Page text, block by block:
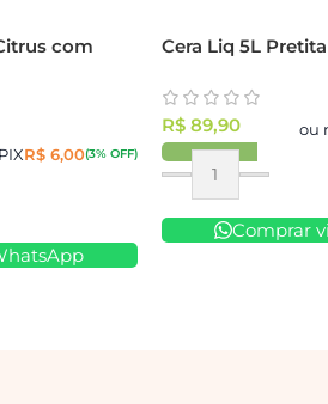
com
R$6,00(3% OFF)
Cera Liq 5L
R$89,90 ou
Comprar